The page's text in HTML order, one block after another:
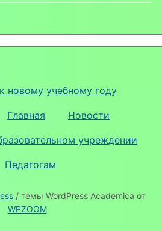
новому учебному году
Главная Новости
учреждении
Педагогам
/ темы WordPress Academica от
WPZOOM